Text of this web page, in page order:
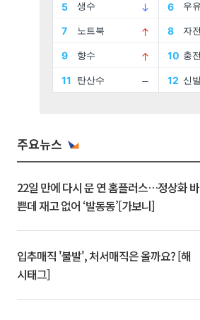
주요뉴스
22일 만에 다시 문 연 홈플러스…정상화 바
쁜데 재고 없어 ‘발동동’[가보니]
입추매직 '불발', 처서매직은 올까요? [해
시태그]